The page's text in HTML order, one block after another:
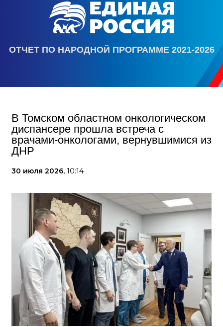
ОТЧЕТ ПО НАРОДНОЙ ПРОГРАММЕ 2021-2026
В Томском областном онкологическом
диспансере прошла встреча с
врачами-онкологами, вернувшимися из
ДНР
30 июля 2026, 10:14